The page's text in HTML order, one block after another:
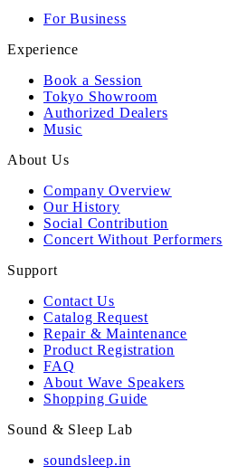
For Business
Experience
Book a Session
Tokyo Showroom
Authorized Dealers
Music
About Us
Company Overview
Our History
Social Contribution
Concert Without Performers
Support
Contact Us
Catalog Request
Repair & Maintenance
Product Registration
FAQ
About Wave Speakers
Shopping Guide
Sound & Sleep Lab
soundsleep.in